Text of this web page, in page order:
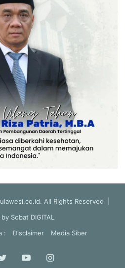
All Rights Reserved |
by Sobat DIGITAL
:
Disclaimer Media Siber
Twitter YouTubeInstagram